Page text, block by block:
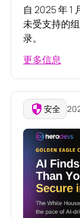
自 2025 年 1
未受支持的
录。
更多信息
安全